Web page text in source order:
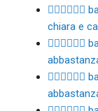
chiara e